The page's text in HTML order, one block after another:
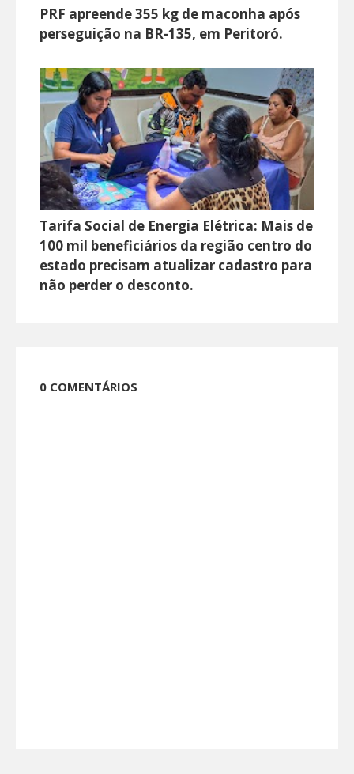
PRF apreende 355 kg de maconha após
perseguição na BR-135, em Peritoró.
Tarifa Social de Energia Elétrica: Mais de
100 mil beneficiários da região centro do
estado precisam atualizar cadastro para
não perder o desconto.
0 COMENTÁRIOS